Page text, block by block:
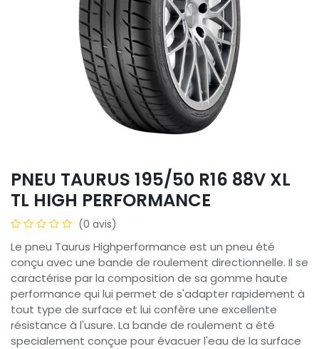
PNEU TAURUS 195/50 R16 88V XL
TL HIGH PERFORMANCE
(0 avis)
Le pneu Taurus Highperformance est un pneu été
conçu avec une bande de roulement directionnelle. Il se
caractérise par la composition de sa gomme haute
performance qui lui permet de s'adapter rapidement à
tout type de surface et lui confère une excellente
résistance à l'usure. La bande de roulement a été
specialement conçue pour évacuer l'eau de la surface